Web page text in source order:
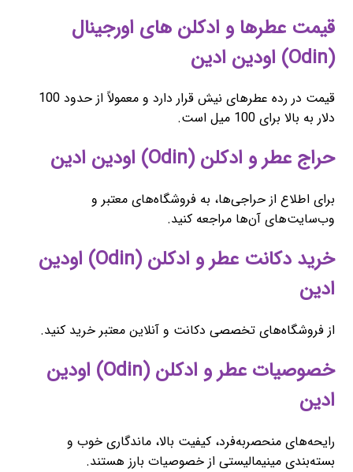
قیمت عطرها و ادکلن های اورجینال
(Odin) اودین ادین
قیمت در رده عطرهای نیش قرار دارد و معمولاً از حدود 100
دلار به بالا برای 100 میل است.
حراج عطر و ادکلن (Odin) اودین ادین
برای اطلاع از حراجی‌ها، به فروشگاه‌های معتبر و
وب‌سایت‌های آن‌ها مراجعه کنید.
خرید دکانت عطر و ادکلن (Odin) اودین
ادین
از فروشگاه‌های تخصصی دکانت و آنلاین معتبر خرید کنید.
خصوصیات عطر و ادکلن (Odin) اودین
ادین
رایحه‌های منحصربه‌فرد، کیفیت بالا، ماندگاری خوب و
بسته‌بندی مینیمالیستی از خصوصیات بارز هستند.